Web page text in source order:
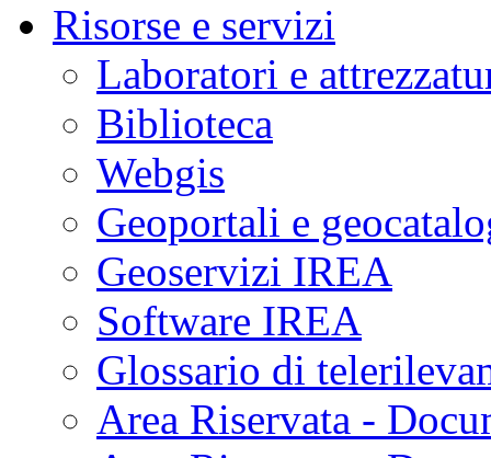
Risorse e servizi
Laboratori e
Biblioteca
Webgis
Geoportali e
Geoservizi IREA
Software IREA
Glossario di
Area Riservata -